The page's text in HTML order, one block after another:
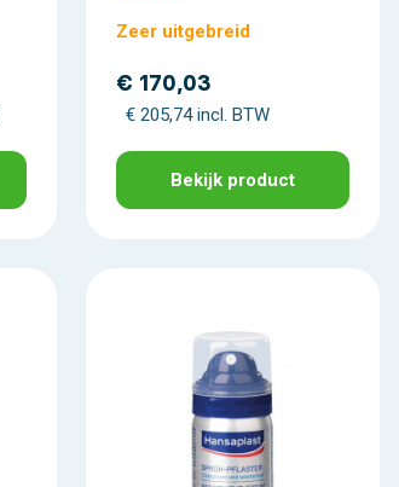
Zeer uitgebreid
€ 170,03
€ 205,74 incl. BTW
Bekijk product